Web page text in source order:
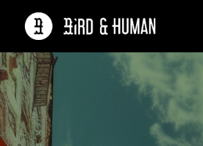
Qui sommes-nous ?
L’équipe de Birds
Nous recrutons